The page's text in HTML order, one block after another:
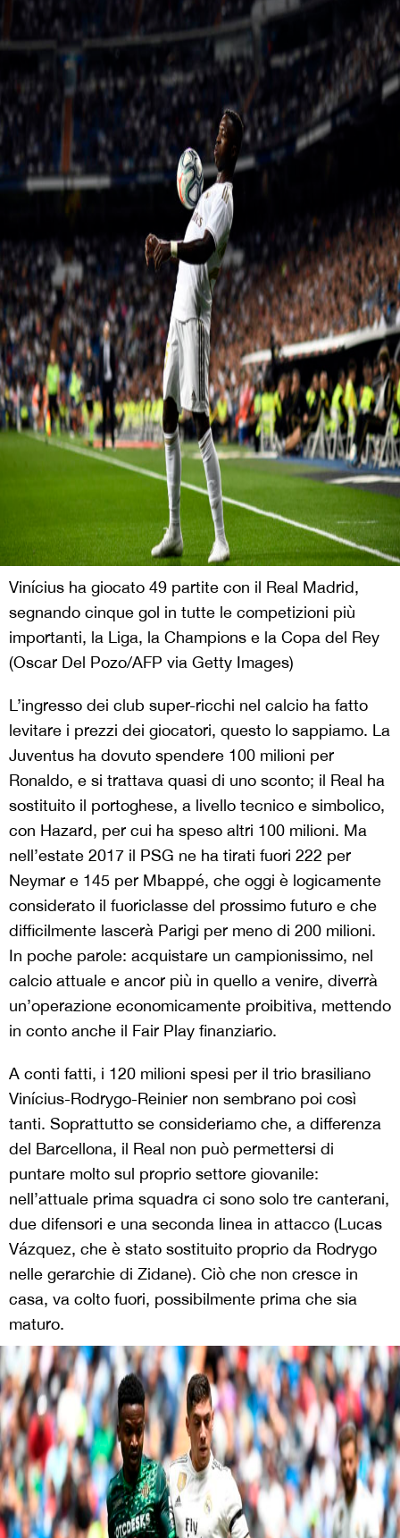
Vinícius ha giocato 49 partite con il Real Madrid,
segnando cinque gol in tutte le competizioni più
importanti, la Liga, la Champions e la Copa del Rey
(Oscar Del Pozo/AFP via Getty Images)
L’ingresso dei club super-ricchi nel calcio ha fatto
levitare i prezzi dei giocatori, questo lo sappiamo. La
Juventus ha dovuto spendere 100 milioni per
Ronaldo, e si trattava quasi di uno sconto; il Real ha
sostituito il portoghese, a livello tecnico e simbolico,
con Hazard, per cui ha speso altri 100 milioni. Ma
nell’estate 2017 il PSG ne ha tirati fuori 222 per
Neymar e 145 per Mbappé, che oggi è logicamente
considerato il fuoriclasse del prossimo futuro e che
difficilmente lascerà Parigi per meno di 200 milioni.
In poche parole: acquistare un campionissimo, nel
calcio attuale e ancor più in quello a venire, diverrà
un’operazione economicamente proibitiva, mettendo
in conto anche il Fair Play finanziario.
A conti fatti, i 120 milioni spesi per il trio brasiliano
Vinícius-Rodrygo-Reinier non sembrano poi così
tanti. Soprattutto se consideriamo che, a differenza
del Barcellona, il Real non può permettersi di
puntare molto sul proprio settore giovanile:
nell’attuale prima squadra ci sono solo tre canterani,
due difensori e una seconda linea in attacco (Lucas
Vázquez, che è stato sostituito proprio da Rodrygo
nelle gerarchie di Zidane). Ciò che non cresce in
casa, va colto fuori, possibilmente prima che sia
maturo.